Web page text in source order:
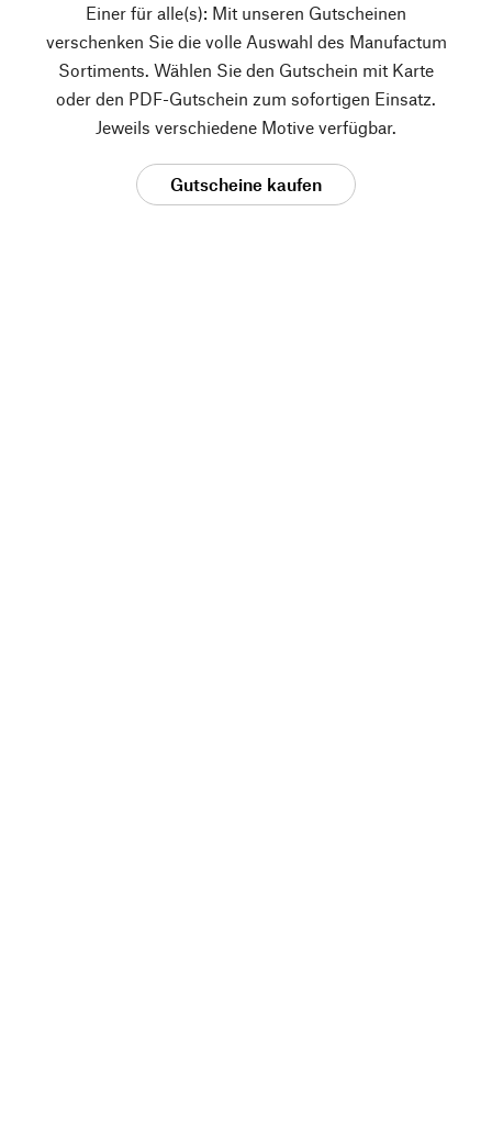
Einer für alle(s): Mit unseren Gutscheinen
verschenken Sie die volle Auswahl des Manufactum
Sortiments. Wählen Sie den Gutschein mit Karte
oder den PDF-Gutschein zum sofortigen Einsatz.
Jeweils verschiedene Motive verfügbar.
Gutscheine kaufen